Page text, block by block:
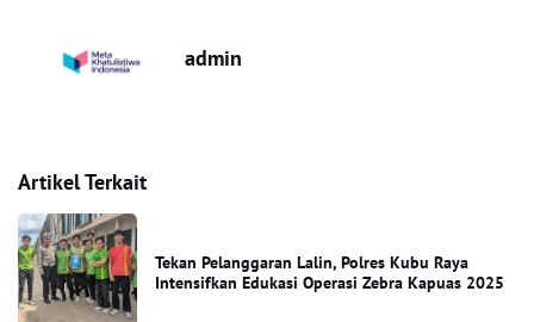
admin
Artikel Terkait
Tekan Pelanggaran Lalin, Polres Kubu Raya
Intensifkan Edukasi Operasi Zebra Kapuas 2025